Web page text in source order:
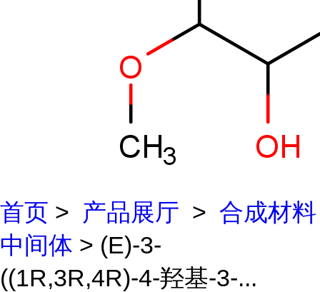
首页 > 产品展厅 > 合成材料
中间体 > (E)-3-
((1R,3R,4R)-4-羟基-3-...